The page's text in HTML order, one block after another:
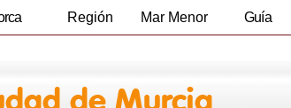
Región Mar Menor Guía